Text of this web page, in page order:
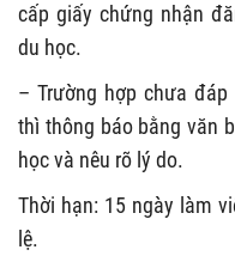
cấp giấy chứng nhận
du học.
– Trường hợp chưa
thì thông báo bằng văn
học và nêu rõ lý do.
Thời hạn: 15 ngày làm
lệ.